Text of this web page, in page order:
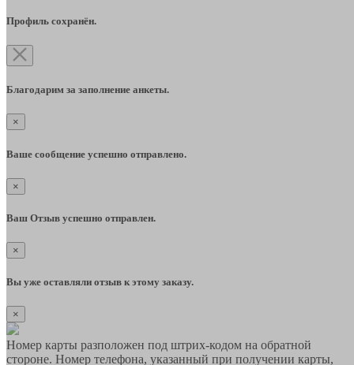
Профиль сохранён.
Благодарим за заполнение анкеты.
×
Ваше сообщение успешно отправлено.
×
Ваш Отзыв успешно отправлен.
×
Вы уже оставляли отзыв к этому заказу.
×
Номер карты разположен под штрих-кодом на обратной
стороне. Номер телефона, указанный при получении карты,